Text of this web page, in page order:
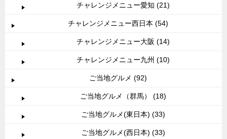
チャレンジメニュー愛知 (21)
チャレンジメニュー西日本 (54)
チャレンジメニュー大阪 (14)
チャレンジメニュー九州 (10)
ご当地グルメ (92)
ご当地グルメ（群馬） (18)
ご当地グルメ(東日本) (33)
ご当地グルメ(西日本) (33)